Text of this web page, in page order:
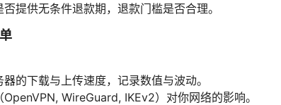
提供无条件退款期，退款门槛是否合理。
的下载与上传速度，记录数值与波动。
WireGuard, IKEv2）对你网络的影响。